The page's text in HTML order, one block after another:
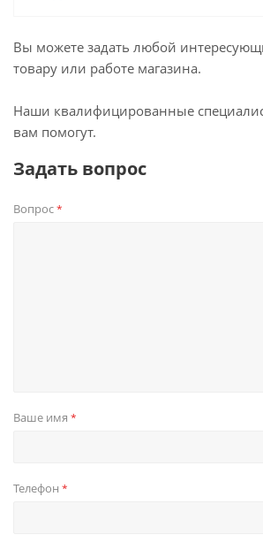
Вы можете задать любой
товару или работе магазина.
Наши квалифицированные
вам помогут.
Задать вопрос
Вопрос*
Ваше имя *
Телефон *